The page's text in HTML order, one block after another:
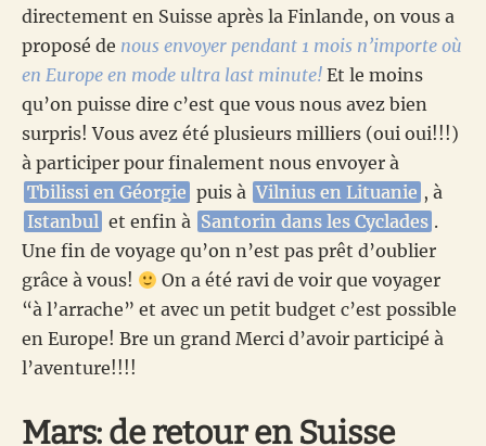
directement en Suisse après la Finlande, on vous a
proposé de nous envoyer pendant 1 mois n’importe où
en Europe en mode ultra last minute! Et le moins
qu’on puisse dire c’est que vous nous avez bien
surpris! Vous avez été plusieurs milliers (oui oui!!!)
à participer pour finalement nous envoyer à
Tbilissi en Géorgie puis à Vilnius en Lituanie , à
Istanbul et enfin à Santorin dans les Cyclades .
Une fin de voyage qu’on n’est pas prêt d’oublier
grâce à vous!
On a été ravi de voir que voyager
“à l’arrache” et avec un petit budget c’est possible
en Europe! Bre un grand Merci d’avoir participé à
l’aventure!!!!
Mars: de retour en Suisse